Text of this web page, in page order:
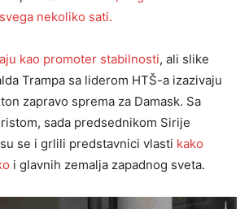
nekoliko sati.
kao promoter stabilnosti, ali slike
Trampa sa liderom HTŠ-a izazivaju
zapravo sprema za Damask. Sa
sada predsednikom Sirije
se i grlili predstavnici vlasti kako
i glavnih zemalja zapadnog sveta.